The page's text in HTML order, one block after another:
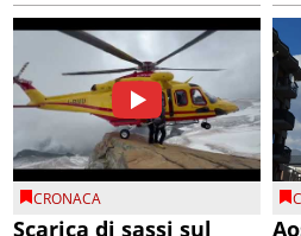
CRONACA
Scarica di sassi sul